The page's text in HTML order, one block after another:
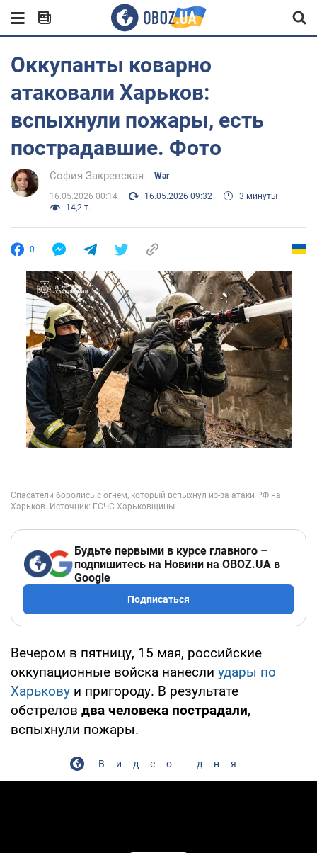
Оккупанты коварно
атаковали Харьков:
вспыхнули пожары, есть
пострадавшие. Фото
София Закревская War
16.05.2026 00:14 16.05.2026 09:32
3 минуты
14,2 т.
0
Будьте первыми в курсе главного –
подпишитесь на Новини на OBOZ.UA в
Google
Подписаться
Вечером в пятницу, 15 мая, российские
оккупационные войска нанесли удары по
Харькову и пригороду. В результате
обстрелов два человека пострадали,
вспыхнули пожары.
Видео дня